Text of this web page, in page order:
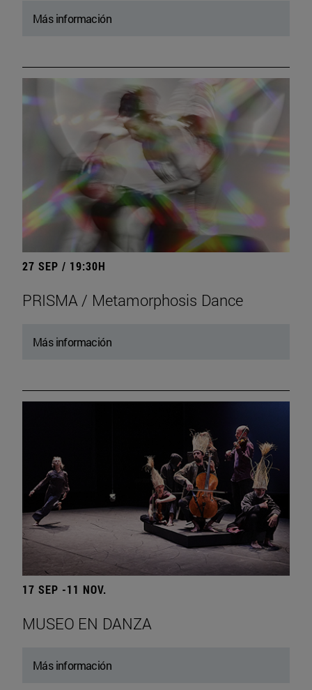
Más información
27 SEP / 19:30H
PRISMA / Metamorphosis Dance
Más información
17 SEP -11 NOV.
MUSEO EN DANZA
Más información